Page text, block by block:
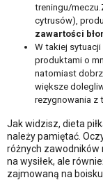
treningu/
cytrusów),
zawartości
W takiej
produktami o
natomiast
większe
rezygnowania z
Jak widzisz, dieta
należy pamiętać.
różnych zawodników
na wysiłek, ale
zajmowaną na